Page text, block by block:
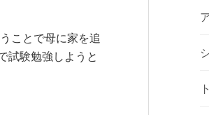
ことで母に家を追
試験勉強しようと